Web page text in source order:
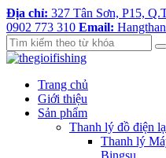
Địa chỉ: 327 Tân Sơn, P15,
0902 773 310 Email:
Trang chủ
Giới thiệu
Sản phẩm
Thanh lý đồ điện
Thanh lý
Bingsu